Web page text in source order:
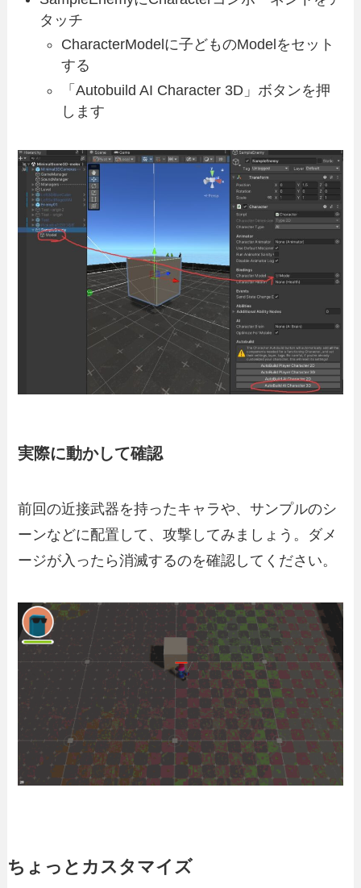
タッチ
CharacterModelに子どものModelをセット
する
「Autobuild AI Character 3D」ボタンを押
します
実際に動かして確認
前回の近接武器を持ったキャラや、サンプルのシ
ーンなどに配置して、攻撃してみましょう。ダメ
ージが入ったら消滅するのを確認してください。
ちょっとカスタマイズ